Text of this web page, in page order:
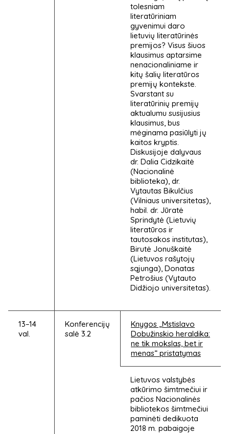
tolesniam
literatūriniam
gyvenimui daro
lietuvių literatūrinės
premijos? Visus šiuos
klausimus aptarsime
nenacionaliniame ir
kitų šalių literatūros
premijų kontekste.
Svarstant su
literatūrinių premijų
aktualumu susijusius
klausimus, bus
mėginama pasiūlyti jų
kaitos kryptis.
Diskusijoje dalyvaus
dr. Dalia Cidzikaitė
(Nacionalinė
biblioteka), dr.
Vytautas Bikulčius
(Vilniaus universitetas),
habil. dr. Jūratė
Sprindytė (Lietuvių
literatūros ir
tautosakos institutas),
Birutė Jonuškaitė
(Lietuvos rašytojų
sąjunga), Donatas
Petrošius (Vytauto
Didžiojo universitetas).
13–14
val.
Konferencijų
salė 3.2
Knygos „Mstislavo
Dobužinskio heraldika:
ne tik mokslas, bet ir
menas“ pristatymas
Lietuvos valstybės
atkūrimo šimtmečiui ir
pačios Nacionalinės
bibliotekos šimtmečiui
paminėti dedikuota
2018 m. pabaigoje